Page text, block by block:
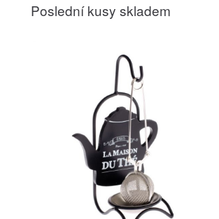
Poslední kusy skladem